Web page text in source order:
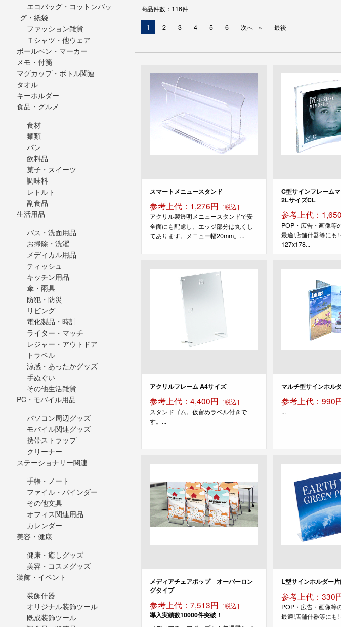
商品件数：116件
現
ー
ジ
1 2 3 4 5 6 次へ 最後
スマートメニュースタンド
参考上代：1,276円 ［税込］
アクリル製透明メニュースタンドで安
全面にも配慮し、エッジ部分は丸くし
てあります。メニュー幅20mm。...
C型サインフレーム
2LサイズCL
参考上代：
POP・広告・画像等
最適!店舗什器等にも
127x178...
アクリルフレーム A4サイズ
参考上代：4,400円 ［税込］
スタンドゴム。仮留めラベル付きで
す。...
マルチ型サインホル
参考上代：990
...
メディアチェアポップ オーバーロン
グタイプ
参考上代：7,513円 ［税込］
導入実績数10000件突破！
L型サインホルダー
参考上代：330
POP・広告・画像等
最適!店舗什器等にも
エコバッグ・コットンバッ
グ・紙袋
ファッション雑貨
Ｔシャツ・他ウェア
ボールペン・マーカー
メモ・付箋
マグカップ・ボトル関連
タオル
キーホルダー
食品・グルメ
食材
麺類
パン
飲料品
菓子・スイーツ
調味料
レトルト
副食品
生活用品
バス・洗面用品
お掃除・洗濯
メディカル用品
ティッシュ
キッチン用品
傘・雨具
防犯・防災
リビング
電化製品・時計
ライター・マッチ
レジャー・アウトドア
トラベル
涼感・あったかグッズ
手ぬぐい
その他生活雑貨
PC・モバイル用品
パソコン周辺グッズ
モバイル関連グッズ
携帯ストラップ
クリーナー
ステーショナリー関連
手帳・ノート
ファイル・バインダー
その他文具
オフィス関連用品
カレンダー
美容・健康
健康・癒しグッズ
美容・コスメグッズ
装飾・イベント
装飾什器
オリジナル装飾ツール
既成装飾ツール